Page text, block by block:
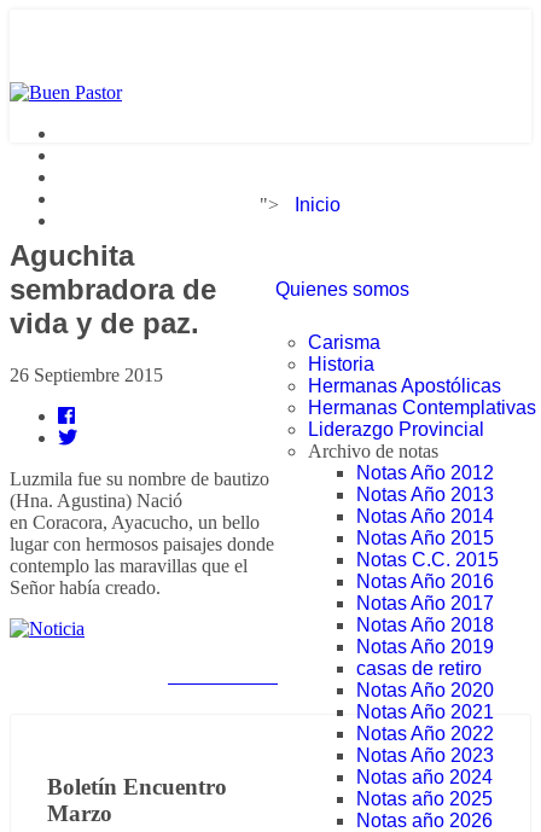
"> Inicio
Quienes somos
Carisma
Historia
Hermanas Apostólicas
Hermanas Contemplativas
Liderazgo Provincial
Archivo de notas
Notas Año 2012
Notas Año 2013
Notas Año 2014
Notas Año 2015
Notas C.C. 2015
Notas Año 2016
Notas Año 2017
Notas Año 2018
Notas Año 2019
casas de retiro
Notas Año 2020
Notas Año 2021
Notas Año 2022
Notas Año 2023
Notas año 2024
Notas año 2025
Notas año 2026
Aguchita
sembradora de
vida y de paz.
26 Septiembre 2015
Luzmila fue su nombre de bautizo
(Hna. Agustina) Nació
en Coracora, Ayacucho, un bello
lugar con hermosos paisajes donde
contemplo las maravillas que el
Señor había creado.
Boletín Encuentro
Marzo